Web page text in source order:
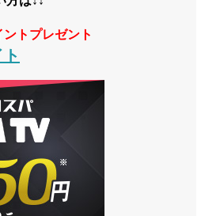
トプレゼント